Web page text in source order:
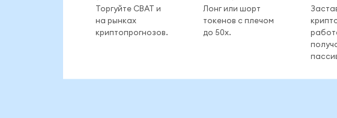
Торгуйте CBAT и
на рынках
криптопрогнозов.
Лонг или шорт
токенов с плечом
до 50x.